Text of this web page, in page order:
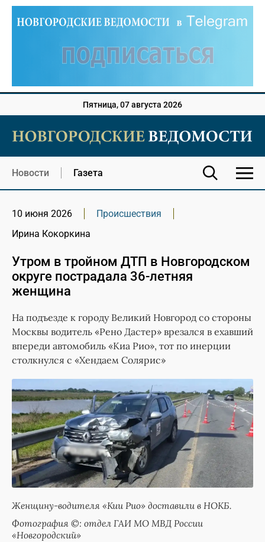
Пятница, 07 августа 2026
Новости Газета
10 июня 2026
Происшествия
Ирина Кокоркина
Утром в тройном ДТП в Новгородском
округе пострадала 36-летняя
женщина
На подъезде к городу Великий Новгород со стороны
Москвы водитель «Рено Дастер» врезался в ехавший
впереди автомобиль «Киа Рио», тот по инерции
столкнулся с «Хендаем Солярис»
Женщину-водителя «Кии Рио» доставили в НОКБ.
Фотография ©: отдел ГАИ МО МВД России
«Новгородский»